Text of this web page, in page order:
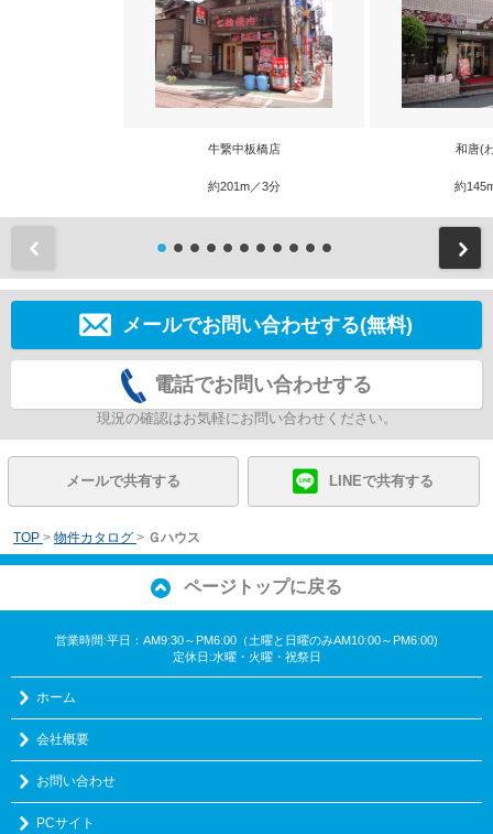
牛繋中板橋店
約201m／3分
和唐(
約
メールでお問い合わせする(無料)
電話でお問い合わせする
現況の確認はお気軽にお問い合わせください。
メールで共有する LINEで共有する
TOP > 物件カタログ > Ｇハウス
ページトップに戻る
営業時間:平日：AM9:30～PM6:00（土曜と日曜のみAM10:00～PM6:00)
定休日:水曜・火曜・祝祭日
ホーム
会社概要
お問い合わせ
PCサイト